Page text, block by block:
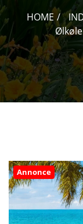
HOME
Annonce